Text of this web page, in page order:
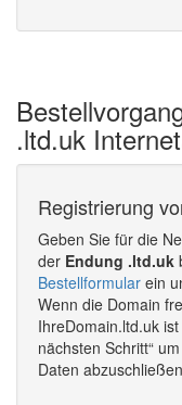
.ltd.uk
Registrierung
Geben Sie für die
der Endung .ltd.uk
Bestellformular ein
Wenn die Domain
IhreDomain.ltd.uk
nächsten Schritt“
Daten